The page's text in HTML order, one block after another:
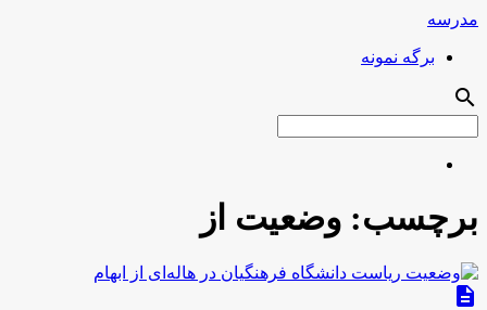
مدرسه
برگه نمونه
search
برچسب: وضعیت از
description